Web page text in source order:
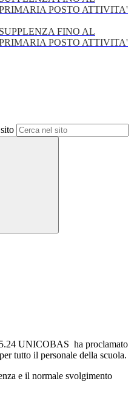
POSTO ATTIVITA'
FINO AL
POSTO ATTIVITA'
UNICOBAS ha proclamato
tutto il personale della scuola.
e il normale svolgimento